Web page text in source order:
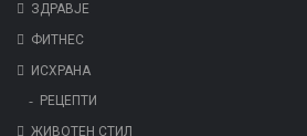
ЗДРАВЈЕ
ФИТНЕС
ИСХРАНА
РЕЦЕПТИ
ЖИВОТЕН СТИЛ